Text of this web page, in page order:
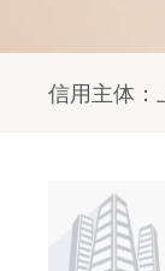
信用主体：